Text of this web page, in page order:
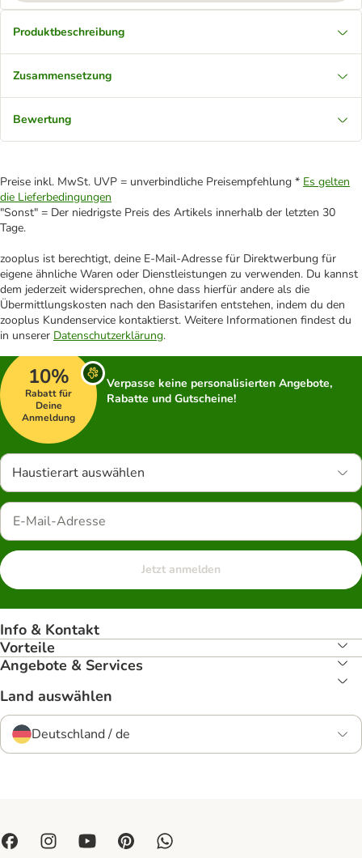
Produktbeschreibung
Zusammensetzung
Bewertung
Preise inkl. MwSt. UVP = unverbindliche Preisempfehlung * Es gelten
die Lieferbedingungen
"Sonst" = Der niedrigste Preis des Artikels innerhalb der letzten 30
Tage.
zooplus ist berechtigt, deine E-Mail-Adresse für Direktwerbung für
eigene ähnliche Waren oder Dienstleistungen zu verwenden. Du kannst
dem jederzeit widersprechen, ohne dass hierfür andere als die
Übermittlungskosten nach den Basistarifen entstehen, indem du den
zooplus Kundenservice kontaktierst. Weitere Informationen findest du
in unserer Datenschutzerklärung.
10%
Rabatt für
Deine
Anmeldung
Verpasse keine personalisierten Angebote,
Rabatte und Gutscheine!
Haustierart auswählen
Jetzt anmelden
Info & Kontakt
Vorteile
Angebote & Services
Land auswählen
Deutschland / de